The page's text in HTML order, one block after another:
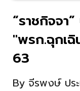
“ราชกิจจา
"พรก.ฉุกเ
63
By จีรพงษ์ ปร